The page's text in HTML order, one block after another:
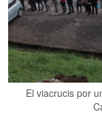
El viacrucis por